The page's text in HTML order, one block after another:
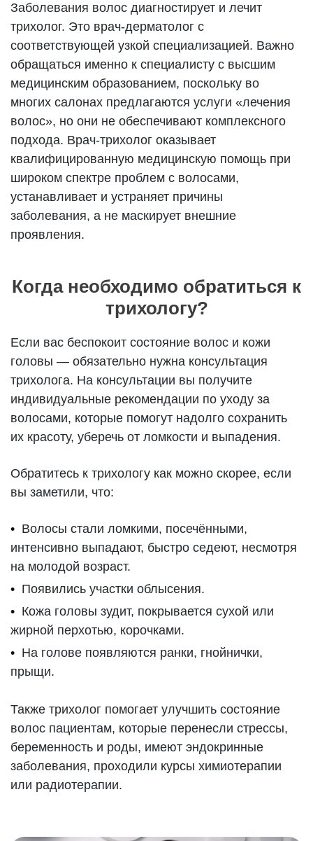
Заболевания волос диагностирует и лечит
трихолог. Это врач-дерматолог с
соответствующей узкой специализацией. Важно
обращаться именно к специалисту с высшим
медицинским образованием, поскольку во
многих салонах предлагаются услуги «лечения
волос», но они не обеспечивают комплексного
подхода. Врач-трихолог оказывает
квалифицированную медицинскую помощь при
широком спектре проблем с волосами,
устанавливает и устраняет причины
заболевания, а не маскирует внешние
проявления.
Когда необходимо обратиться к
трихологу?
Если вас беспокоит состояние волос и кожи
головы — обязательно нужна консультация
трихолога. На консультации вы получите
индивидуальные рекомендации по уходу за
волосами, которые помогут надолго сохранить
их красоту, уберечь от ломкости и выпадения.
Обратитесь к трихологу как можно скорее, если
вы заметили, что:
Волосы стали ломкими, посечёнными,
интенсивно выпадают, быстро седеют, несмотря
на молодой возраст.
Появились участки облысения.
Кожа головы зудит, покрывается сухой или
жирной перхотью, корочками.
На голове появляются ранки, гнойнички,
прыщи.
Также трихолог помогает улучшить состояние
волос пациентам, которые перенесли стрессы,
беременность и роды, имеют эндокринные
заболевания, проходили курсы химиотерапии
или радиотерапии.